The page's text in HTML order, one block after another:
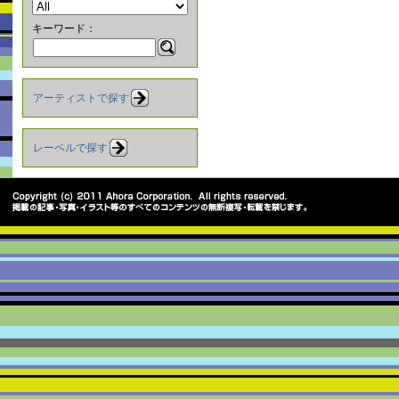
キーワード：
アーティストで探す
レーベルで探す